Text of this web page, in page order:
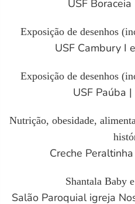
USF
Exposição de desenhos
USF Cambury I
Exposição de desenhos
USF Paúba
Nutrição, obesidade,
Creche
Shantala Baby
Salão Paroquial igreja